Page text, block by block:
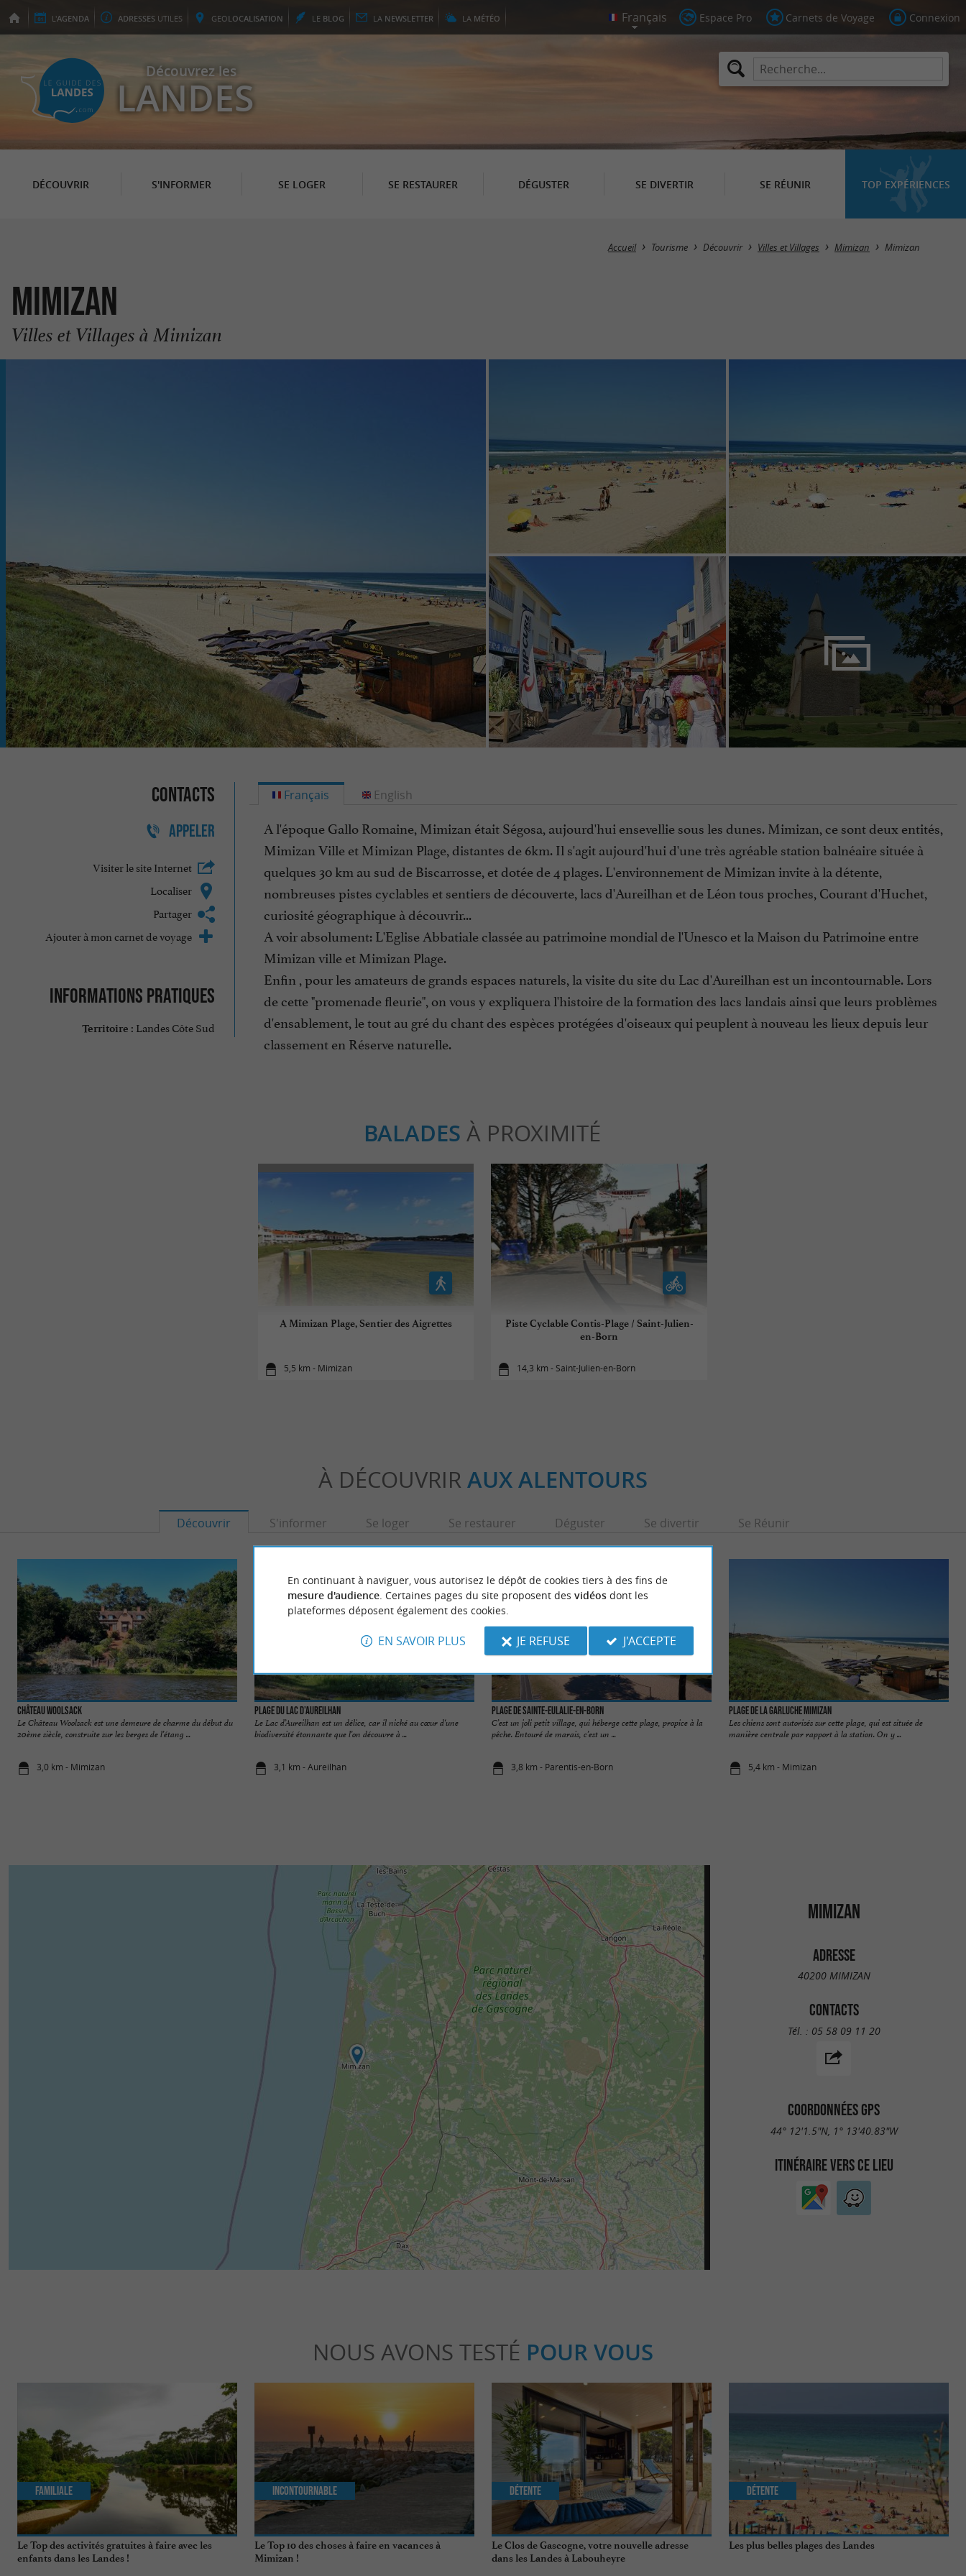
L'AGENDA ADRESSES UTILES GEOLOCALISATION LE BLOG LA NEWSLETTER LA MÉTÉO Espace Pro Carnets de Voyage Connexion
Découvrez les
LANDES
DÉCOUVRIR S'INFORMER SE LOGER SE RESTAURER DÉGUSTER SE DIVERTIR SE RÉUNIR TOP EXPÉRIENCES
Accueil Tourisme Découvrir Villes et Villages Mimizan Mimizan
Mimizan
Villes et Villages à Mimizan
Contacts
APPELER
Visiter le site Internet
Localiser
Partager
Ajouter à mon carnet de voyage
Informations pratiques
Territoire : Landes Côte Sud
Français
A l'époque Gallo Romaine, Mimizan était Ségosa, aujourd'hui ensevellie sous les dunes. Mimizan, ce sont deux entités,
Mimizan Ville et Mimizan Plage, distantes de 6km. Il s'agit aujourd'hui d'une très agréable station balnéaire située à
quelques 30 km au sud de Biscarrosse, et dotée de 4 plages. L'environnement de Mimizan invite à la détente,
nombreuses pistes cyclables et sentiers de découverte, lacs d'Aureilhan et de Léon tous proches, Courant d'Huchet,
curiosité géographique à découvrir...
A voir absolument: L'Eglise Abbatiale classée au patrimoine mondial de l'Unesco et la Maison du Patrimoine entre
Mimizan ville et Mimizan Plage.
Enfin , pour les amateurs de grands espaces naturels, la visite du site du Lac d'Aureilhan est un incontournable. Lors
de cette "promenade fleurie", on vous y expliquera l'histoire de la formation des lacs landais ainsi que leurs problèmes
d'ensablement, le tout au gré du chant des espèces protégées d'oiseaux qui peuplent à nouveau les lieux depuis leur
classement en Réserve naturelle.
English
BALADES À PROXIMITÉ
A Mimizan Plage, Sentier des Aigrettes
5,5 km - Mimizan
Piste Cyclable Contis-Plage / Saint-Julien-
en-Born
14,3 km - Saint-Julien-en-Born
À DÉCOUVRIR AUX ALENTOURS
Découvrir S'informer Se loger Se restaurer Déguster Se divertir Se Réunir
Château Woolsack
Le Château Woolsack est une demeure de charme du début du
20ème siècle, construite sur les berges de l’étang ...
3,0 km - Mimizan
Plage du Lac d’Aureilhan
Le Lac d’Aureilhan est un délice, car il niché au cœur d‘une
biodiversité étonnante que l’on découvre à ...
3,1 km - Aureilhan
Plage de Sainte-Eulalie-en-Born
C’est un joli petit village, qui héberge cette plage, propice à la
pêche. Entouré de marais, c’est un ...
3,8 km - Parentis-en-Born
Plage de la Garluche Mimizan
Les chiens sont autorisés sur cette plage, qui est située de
manière centrale par rapport à la station. On y ...
5,4 km - Mimizan
MIMIZAN
ADRESSE
40200 MIMIZAN
CONTACTS
Tél. : 05 58 09 11 20
COORDONNÉES GPS
44° 12'1.5"N, 1° 13'40.83"W
ITINÉRAIRE VERS CE LIEU
NOUS AVONS TESTÉ POUR VOUS
Le Top des activités gratuites à faire avec les
enfants dans les Landes !
Familiale
Le Top 10 des choses à faire en vacances à
Mimizan !
Incontournable
Le Clos de Gascogne, votre nouvelle adresse
dans les Landes à Labouheyre
Détente
Les plus belles plages des Landes
Détente
En continuant à naviguer, vous autorisez le dépôt de cookies tiers à des fins de
mesure d'audience. Certaines pages du site proposent des vidéosdont les
plateformes déposent également des cookies.
EN SAVOIR PLUS JE REFUSE J'ACCEPTE